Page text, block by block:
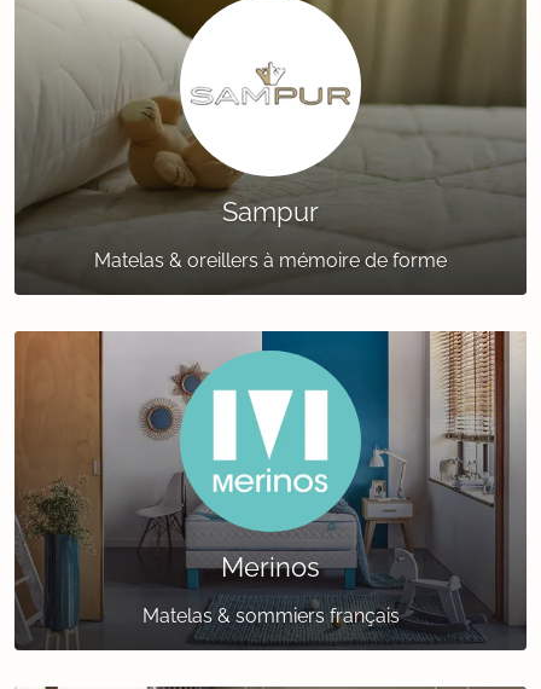
Sampur
Matelas & oreillers à mémoire de forme
Merinos
Matelas & sommiers français